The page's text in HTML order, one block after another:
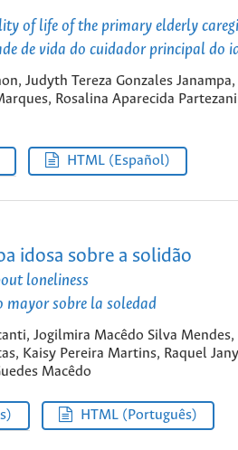
of life of the primary elderly
de vida do cuidador principal do
Judyth Tereza Gonzales Janampa,
Rosalina Aparecida Partezani
HTML (Español)
idosa sobre a solidão
loneliness
sobre la soledad
Jogilmira Macêdo Silva Mendes,
Kaisy Pereira Martins, Raquel
Macêdo
HTML (Português)